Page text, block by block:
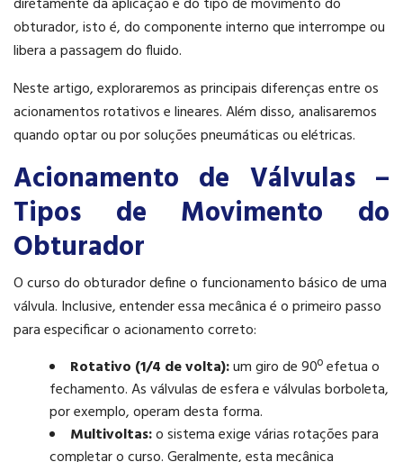
obturador, isto é, do componente interno que interrompe ou
libera a passagem do fluido.
Neste artigo, exploraremos as principais diferenças entre os
acionamentos rotativos e lineares. Além disso, analisaremos
quando optar ou por soluções pneumáticas ou elétricas.
Acionamento de Válvulas –
Tipos de Movimento do
Obturador
O curso do obturador define o funcionamento básico de uma
válvula. Inclusive, entender essa mecânica é o primeiro passo
para especificar o acionamento correto:
Rotativo (1/4 de volta):um giro de 90º efetua o
fechamento. As válvulas de esfera e válvulas borboleta,
por exemplo, operam desta forma.
Multivoltas:o sistema exige várias rotações para